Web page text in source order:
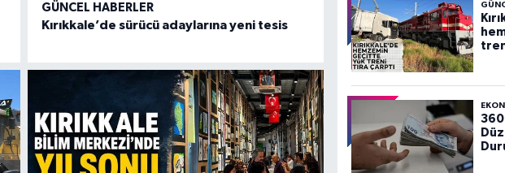
GÜNCEL HABERLER
Kırıkkale’de sürücü adaylarına yeni tesis